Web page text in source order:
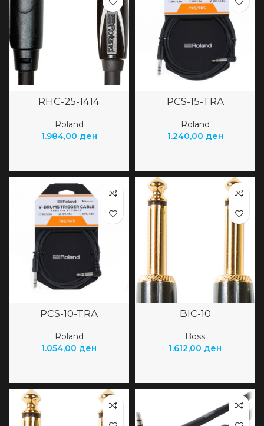
RHC-25-1414
Roland
1.984,00 ден
PCS-15-TRA
Roland
1.240,00 ден
PCS-10-TRA
Roland
1.054,00 ден
BIC-10
Boss
1.612,00 ден